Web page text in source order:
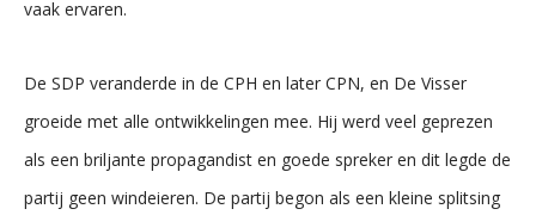
vaak ervaren.
De SDP veranderde in de CPH en later CPN, en De Visser
groeide met alle ontwikkelingen mee. Hij werd veel geprezen
als een briljante propagandist en goede spreker en dit legde de
partij geen windeieren. De partij begon als een kleine splitsing